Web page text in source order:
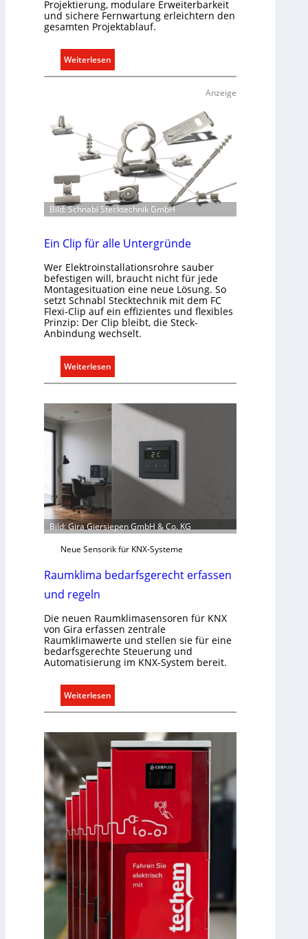
Projektierung, modulare Erweiterbarkeit
und sichere Fernwartung erleichtern den
gesamten Projektablauf.
Weiterlesen
T
m
m
u
n
i
k
t
i
n
m
i
t
s
e
Anzeige
Bild: Schnabl Stecktechnik GmbH
Ein Clip für alle Untergründe
Wer Elektroinstallationsrohre sauber
befestigen will, braucht nicht für jede
Montagesituation eine neue Lösung. So
setzt Schnabl Stecktechnik mit dem FC
Flexi-Clip auf ein effizientes und flexibles
Prinzip: Der Clip bleibt, die Steck-
Anbindung wechselt.
Weiterlesen
E
n
p
f
r
a
l
U
e
r
g
r
ü
d
Bild: Gira Giersiepen GmbH & Co. KG
Neue Sensorik für KNX-Systeme
Raumklima bedarfsgerecht erfassen
und regeln
Die neuen Raumklimasensoren für KNX
von Gira erfassen zentrale
Raumklimawerte und stellen sie für eine
bedarfsgerechte Steuerung und
Automatisierung im KNX-System bereit.
Weiterlesen
R
u
m
k
l
a
b
e
r
f